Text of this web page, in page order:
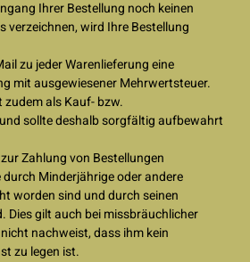
Ihrer Bestellung noch keinen
verzeichnen, wird Ihre Bestellung
zu jeder Warenlieferung eine
mit ausgewiesener Mehrwertsteuer.
zudem als Kauf- bzw.
sollte deshalb sorgfältig aufbewahrt
Zahlung von Bestellungen
Minderjährige oder andere
worden sind und durch seinen
Dies gilt auch bei missbräuchlicher
nachweist, dass ihm kein
zu legen ist.